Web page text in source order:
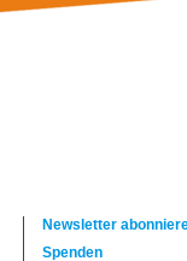
Newsletter
Spenden